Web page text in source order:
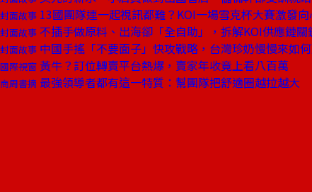
封面故事 13國團隊連一起視訊都難？KOI一場雪克杯大賽激發向
封面故事 不插手做原料、出海卻「全自助」，拆解KOI供應鏈關
封面故事 中國手搖「不要面子」快攻戰略，台灣珍奶慢慢來如何
國際視窗 黃牛？訂位轉賣平台熱爆，賣家年收竟上看八百萬
商周書摘 最強領導者都有這一特質：幫團隊把舒適圈越拉越大